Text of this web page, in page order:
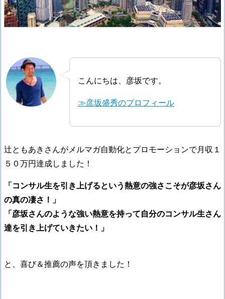
こんにちは、彦坂です。
≫彦坂盛秀のプロフィール
辻ともあきさんがメルマガ自動化とプロモーションで月収１
５０万円達成しました！
「コンサル生を引き上げるという熱意の強さこそが彦坂さん
の真の凄さ！」
「彦坂さんのような強い熱意を持って自分のコンサル生さん
達を引き上げていきたい！」
と、喜び＆推薦の声を頂きました！